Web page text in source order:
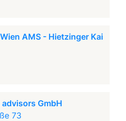
AMS - Hietzinger Kai
advisors GmbH
73